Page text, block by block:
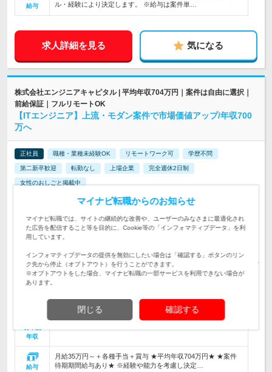
給与
ル・経験により決定します。 ※給与は案件単…
求人詳細を見る 気になる
株式会社エンジニアキャピタル | 平均年収704万円｜案件は自由に選択｜
前給保証｜フルリモートOK
【ITエンジニア】上流・モダン案件で市場価値アップ/年収700
万へ
正社員 職種・業種未経験OK リモートワーク可 学歴不問
第二新卒歓迎 転勤なし 上場企業 完全週休2日制
女性のおしごと掲載中
情報更新日：2026/07/22 終了予定日：2026/08/17
仕事内容
【希望案件に100%配属／案件情報や単価など完全公開】 AI／
Web／クラウド等の20,000件以上の案件から自由に選択◎
対象と
なる方
ンフラ構築、運用保守、テストetc／担当工程・分野・案件規
模等は問いません
年収
給与
月給35万円～＋各種手当＋賞与 ★平均年収704万円★ ★案件
待期期間給与あり★ ※経験や能力を考慮し決定…
マイナビ転職からのお知らせ
マイナビ転職では、サイトの継続的な改善や、ユーザーのみなさまに最適化され
た広告を配信すること等を目的に、Cookie等の「インフォマティブデータ」を利
用しています。
インフォマティブデータの提供を無効にしたい場合は「確認する」ボタンのリン
ク先から停止（オプトアウト）を行うことができます。
※オプトアウトをした場合、マイナビ転職の一部サービスを利用できない場合が
あります。
閉じる 確認する